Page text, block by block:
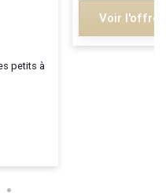
petits à
Voir l'offre